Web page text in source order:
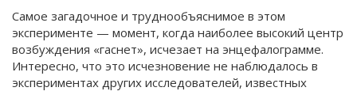
Самое загадочное и труднообъяснимое в этом
эксперименте — момент, когда наиболее высокий центр
возбуждения «гаснет», исчезает на энцефалограмме.
Интересно, что это исчезновение не наблюдалось в
экспериментах других исследователей, известных